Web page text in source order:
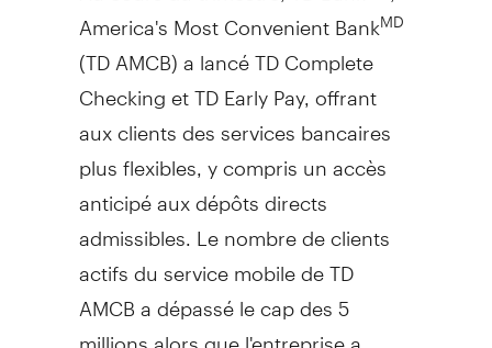
America's Most Convenient BankMD
(TD AMCB) a lancé TD Complete
Checking et TD Early Pay, offrant
aux clients des services bancaires
plus flexibles, y compris un accès
anticipé aux dépôts directs
admissibles. Le nombre de clients
actifs du service mobile de TD
AMCB a dépassé le cap des 5
millions alors que l'entreprise a